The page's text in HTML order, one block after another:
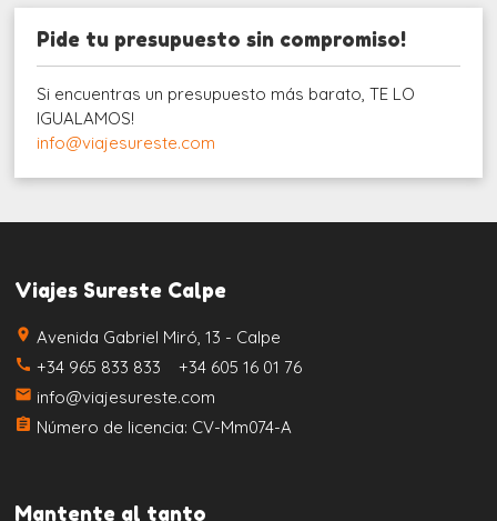
Pide tu presupuesto sin compromiso!
Si encuentras un presupuesto más barato, TE LO
IGUALAMOS!
info@viajesureste.com
Viajes Sureste Calpe
place Avenida Gabriel Miró, 13 - Calpe
call +34 965 833 833 +34 605 16 01 76
email info@viajesureste.com
assignment Número de licencia: CV-Mm074-A
Mantente al tanto